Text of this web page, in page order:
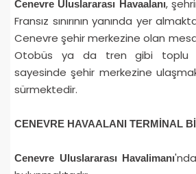
Cenevre Uluslararası Havaalanı,
Fransız sınırının yanında yer
Cenevre şehir merkezine olan
Otobüs ya da tren gibi toplu
sayesinde şehir merkezine
sürmektedir.
CENEVRE HAVAALANI TERMİNAL
Cenevre Uluslararası Havalimanı